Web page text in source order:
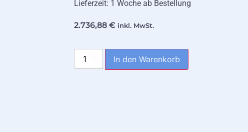
Lieferzeit: 1 Woche ab Bestellung
2.736,88€ inkl. MwSt.
In den Warenkorb